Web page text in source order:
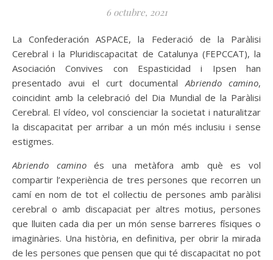
6 octubre, 2021
La Confederación ASPACE, la Federació de la Paràlisi
Cerebral i la Pluridiscapacitat de Catalunya (FEPCCAT), la
Asociación Convives con Espasticidad i Ipsen han
presentado avui el curt documentalAbriendo camino,
coincidint amb la celebració del Dia Mundial de la Paràlisi
Cerebral. El vídeo, vol conscienciar la societat i naturalitzar
la discapacitat per arribar a un món més inclusiu i sense
estigmes.
Abriendo caminoés una metàfora amb què es vol
compartir l’experiència de tres persones que recorren un
camí en nom de tot el col·lectiu de persones amb paràlisi
cerebral o amb discapaciat per altres motius, persones
que lluiten cada dia per un món sense barreres físiques o
imaginàries. Una història, en definitiva, per obrir la mirada
de les persones que pensen que qui té discapacitat no pot